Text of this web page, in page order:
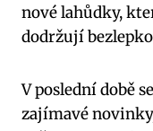
nové lahůdky,
dodržují
V poslední době
zajímavé